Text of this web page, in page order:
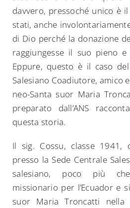
davvero, pressoché unico è
stati, anche
di Dio perché la donazione
raggiungesse il suo pieno
Eppure, questo è il caso
Salesiano Coadiutore, amico
neo-Santa suor Maria
preparato dall’ANS
questa storia.
Il sig. Cossu, classe
presso la Sede Centrale
salesiano, poco più
missionario per l’Ecuador e
suor Maria Troncatti nella